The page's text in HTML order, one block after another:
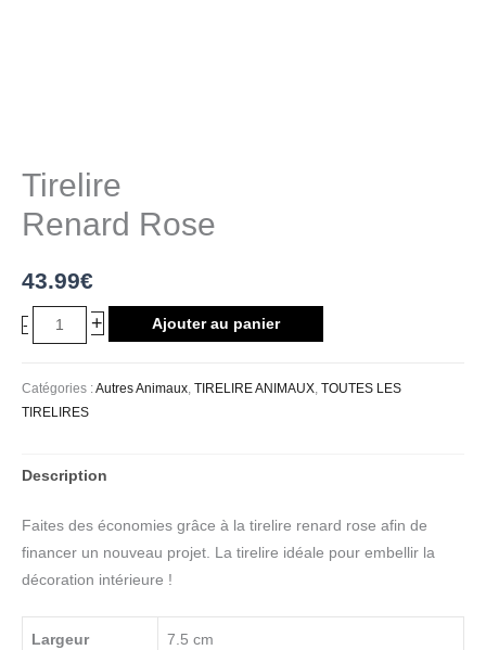
Tirelire
Renard Rose
43.99€
- + Ajouter au panier
Catégories :Autres Animaux, TIRELIRE ANIMAUX, TOUTES LES
TIRELIRES
Description
Faites des économies grâce à la tirelire renard rose afin de
financer un nouveau projet. La tirelire idéale pour embellir la
décoration intérieure !
Largeur 7.5 cm